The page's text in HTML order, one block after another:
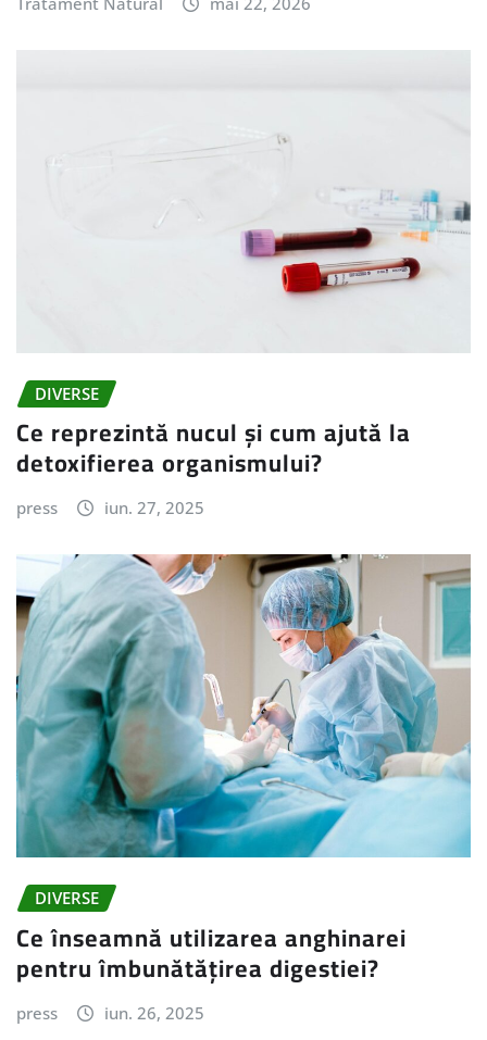
DIVERSE
Ce reprezintă nucul și cum ajută la
detoxifierea organismului?
press iun. 27, 2025
DIVERSE
Ce înseamnă utilizarea anghinarei
pentru îmbunătățirea digestiei?
press iun. 26, 2025